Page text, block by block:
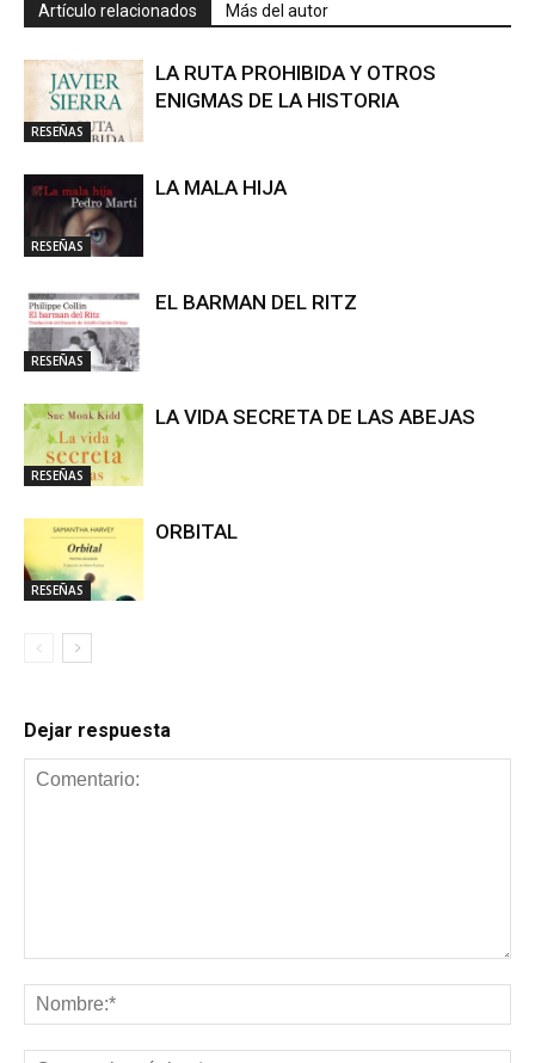
Artículo relacionados Más del autor
RESEÑAS
LA RUTA PROHIBIDA Y OTROS
ENIGMAS DE LA HISTORIA
RESEÑAS
LA MALA HIJA
RESEÑAS
EL BARMAN DEL RITZ
RESEÑAS
LA VIDA SECRETA DE LAS ABEJAS
RESEÑAS
ORBITAL
Dejar respuesta